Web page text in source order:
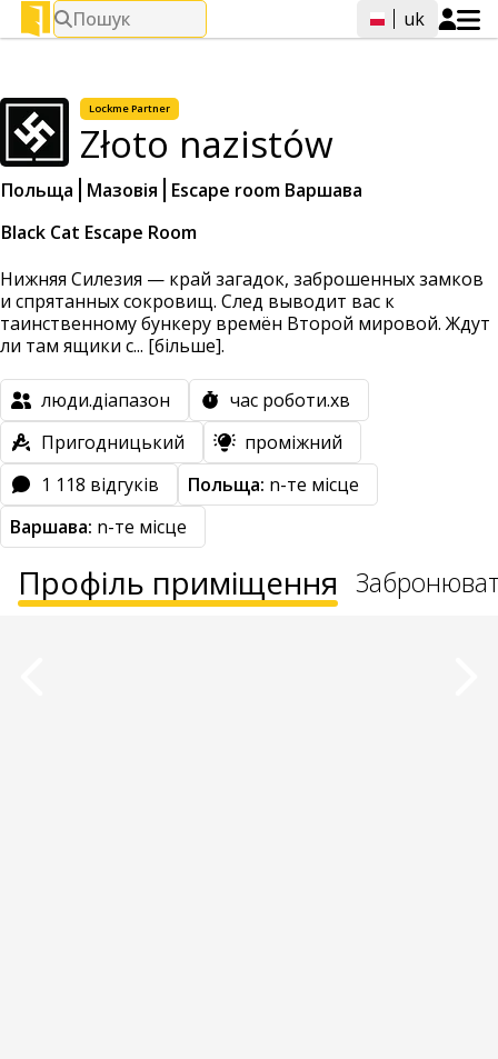
Пошук uk
LockmePartner
Złoto nazistów
Польща Мазовія
Escape room Варшава
Black Cat Escape Room
Нижняя Силезия — край загадок, заброшенных замков
и спрятанных сокровищ. След выводит вас к
таинственному бункеру времён Второй мировой. Ждут
ли там ящики с... [більше].
люди.діапазон
час роботи.хв
Пригодницький
проміжний
1 118 відгуків
Польща: n-те місце
Варшава: n-те місце
Профіль приміщення